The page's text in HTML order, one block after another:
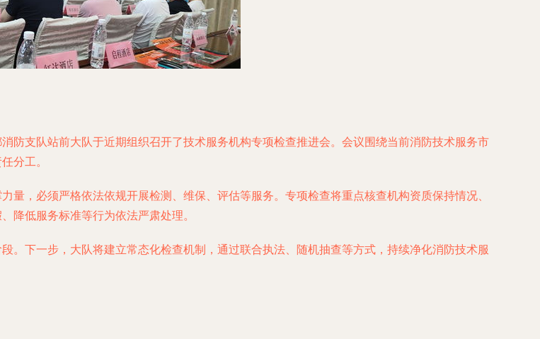
防支队站前大队于近期组织召开了技术服务机构专项检查推进会。会议围绕当前消防技术服务市
分工。
，必须严格依法依规开展检测、维保、评估等服务。专项检查将重点核查机构资质保持情况、
降低服务标准等行为依法严肃处理。
。下一步，大队将建立常态化检查机制，通过联合执法、随机抽查等方式，持续净化消防技术服